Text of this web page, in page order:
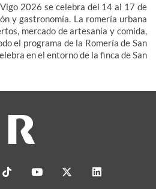
2026 se celebra del 14 al 17 de
y gastronomía. La romería urbana
mercado de artesanía y comida,
el programa de la Romería de San
en el entorno de la finca de San